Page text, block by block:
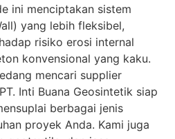
ini menciptakan sistem
yang lebih fleksibel,
risiko erosi internal
konvensional yang kaku.
mencari supplier
Inti Buana Geosintetik siap
berbagai jenis
proyek Anda. Kami juga